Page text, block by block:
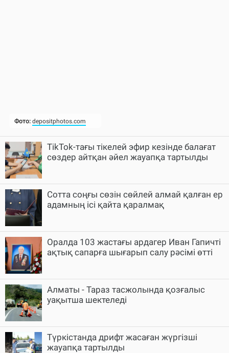
TikTok-тағы тікелей эфир кезінде балағат
сөздер айтқан әйел жауапқа тартылды
Cотта соңғы сөзін сөйлей алмай қалған ер
адамның ісі қайта қаралмақ
Оралда 103 жастағы ардагер Иван Гапичті
ақтық сапарға шығарып салу рәсімі өтті
Алматы - Тараз тасжолында қозғалыс
уақытша шектеледі
Түркістанда дрифт жасаған жүргізші
жауапқа тартылды